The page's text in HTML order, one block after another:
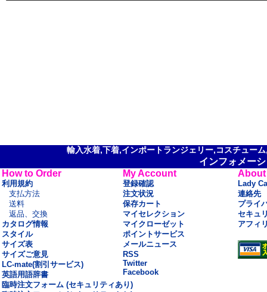
輸入水着,下着,インポートランジェリー,コスチュー
インフォメー
How to Order
利用規約
支払方法
送料
返品、交換
カタログ情報
スタイル
サイズ表
サイズご意見
LC-mate(割引サービス)
英語用語辞書
My Account
登録確認
注文状況
保存カート
マイセレクション
マイクローゼット
ポイントサービス
メールニュース
RSS
Twitter
Facebook
About
Lady
連絡先
プライ
セキュ
アフィ
臨時注文フォーム (セキュリティあり)